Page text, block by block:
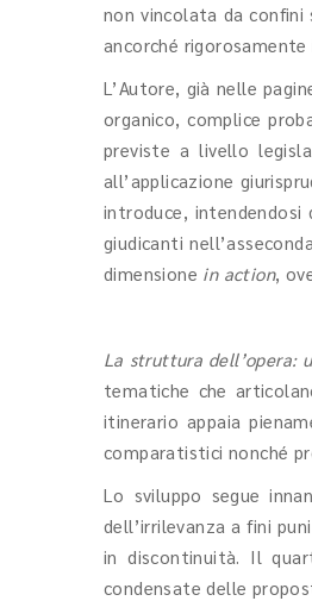
non vincolata da
ancorché
L’Autore, già nelle
organico, complice
previste a livello
all’applicazione
introduce,
giudicanti
dimensione in action,
La struttura dell’opera:
tematiche che
itinerario appaia
comparatistici nonché
Lo sviluppo segue
dell’irrilevanza a fini
in discontinuità. Il
condensate delle